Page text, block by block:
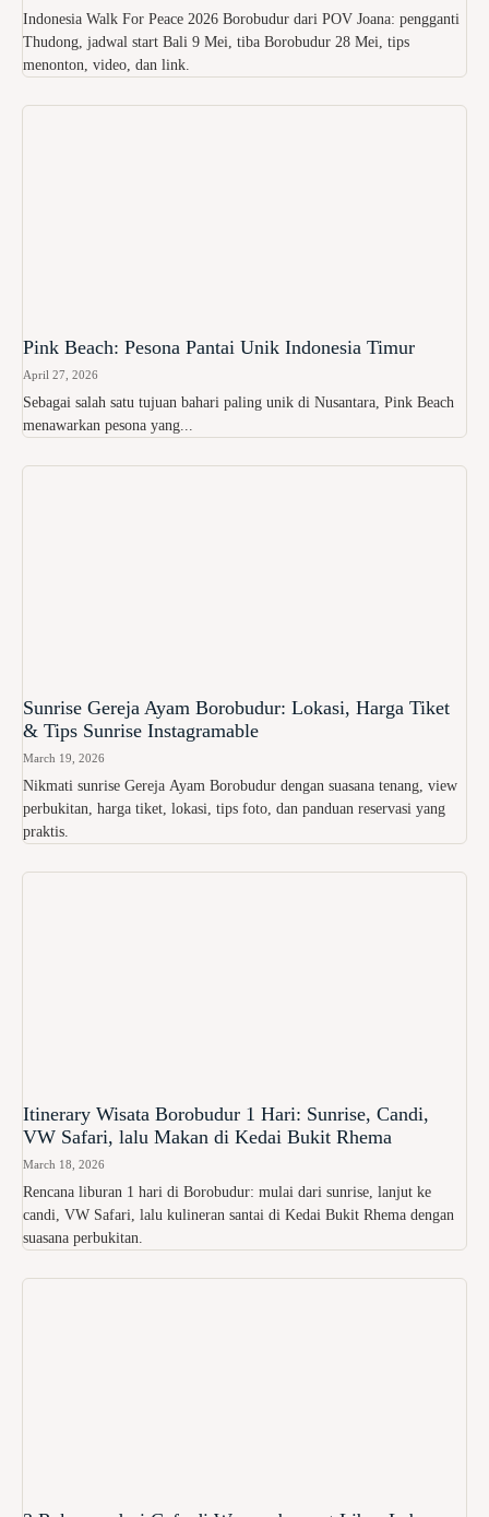
Indonesia Walk For Peace 2026 Borobudur dari POV Joana: pengganti
Thudong, jadwal start Bali 9 Mei, tiba Borobudur 28 Mei, tips
menonton, video, dan link.
Pink Beach: Pesona Pantai Unik Indonesia Timur
April 27, 2026
Sebagai salah satu tujuan bahari paling unik di Nusantara, Pink Beach
menawarkan pesona yang...
Sunrise Gereja Ayam Borobudur: Lokasi, Harga Tiket
& Tips Sunrise Instagramable
March 19, 2026
Nikmati sunrise Gereja Ayam Borobudur dengan suasana tenang, view
perbukitan, harga tiket, lokasi, tips foto, dan panduan reservasi yang
praktis.
Itinerary Wisata Borobudur 1 Hari: Sunrise, Candi,
VW Safari, lalu Makan di Kedai Bukit Rhema
March 18, 2026
Rencana liburan 1 hari di Borobudur: mulai dari sunrise, lanjut ke
candi, VW Safari, lalu kulineran santai di Kedai Bukit Rhema dengan
suasana perbukitan.